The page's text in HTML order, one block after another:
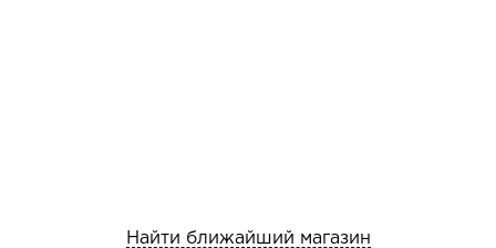
Найти ближайший магазин